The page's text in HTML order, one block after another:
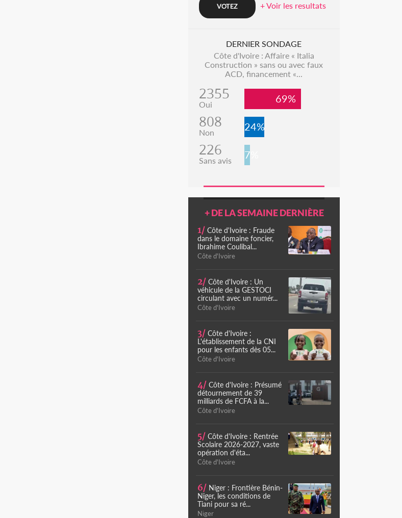
+ Voir les resultats
DERNIER SONDAGE
Côte d'Ivoire : Affaire « Italia
Construction » sans ou avec faux
ACD, financement «...
2355
Oui 69%
808
Non 24%
226
Sans avis 7%
+ DE LA SEMAINE DERNIÈRE
1/ Côte d'Ivoire : Fraude
dans le domaine foncier,
Ibrahime Coulibal...
Côte d'Ivoire
2/ Côte d'Ivoire : Un
véhicule de la GESTOCI
circulant avec un numér...
Côte d'Ivoire
3/ Côte d'Ivoire :
L'établissement de la CNI
pour les enfants dès 05...
Côte d'Ivoire
4/ Côte d'Ivoire : Présumé
détournement de 39
milliards de FCFA à la...
Côte d'Ivoire
5/ Côte d'Ivoire : Rentrée
Scolaire 2026-2027, vaste
opération d'éta...
Côte d'Ivoire
6/ Niger : Frontière Bénin-
Niger, les conditions de
Tiani pour sa ré...
Niger